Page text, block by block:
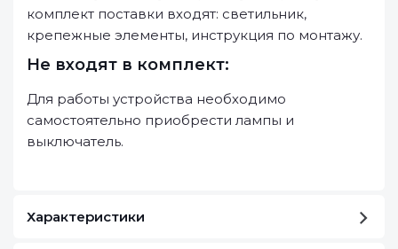
комплект поставки входят: светильник,
крепежные элементы, инструкция по монтажу.
Не входят в комплект:
Для работы устройства необходимо
самостоятельно приобрести лампы и
выключатель.
Характеристики